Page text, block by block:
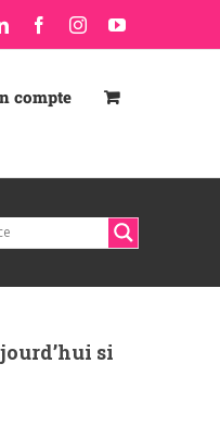
LinkedInFacebookInstagramYouTube
compte
si